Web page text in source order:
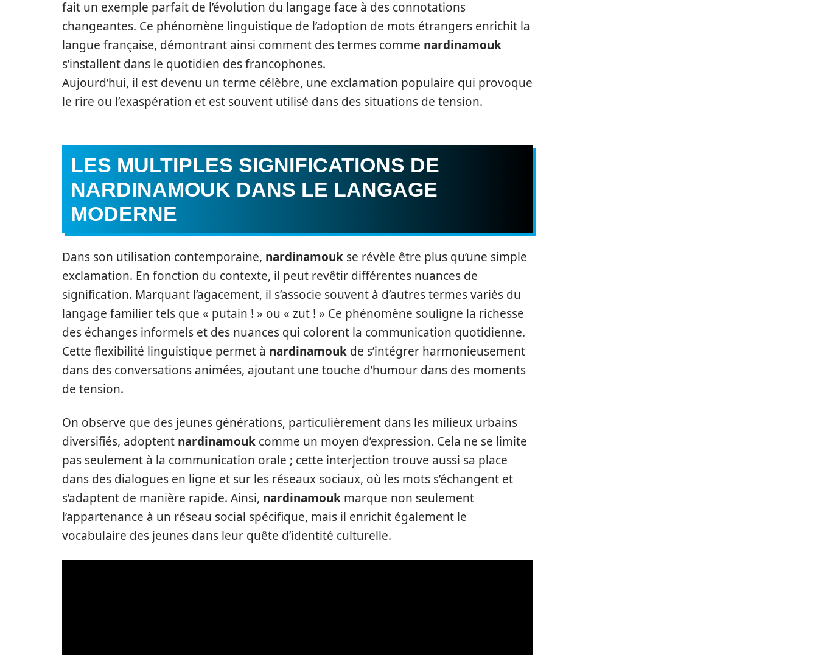
fait un exemple parfait de l’évolution du langage face à des connotations
changeantes. Ce phénomène linguistique de l’adoption de mots étrangers enrichit la
langue française, démontrant ainsi comment des termes comme nardinamouk
s’installent dans le quotidien des francophones.
Aujourd’hui, il est devenu un terme célèbre, une exclamation populaire qui provoque
le rire ou l’exaspération et est souvent utilisé dans des situations de tension.
LES MULTIPLES SIGNIFICATIONS DE
NARDINAMOUK DANS LE LANGAGE
MODERNE
Dans son utilisation contemporaine, nardinamouk se révèle être plus qu’une simple
exclamation. En fonction du contexte, il peut revêtir différentes nuances de
signification. Marquant l’agacement, il s’associe souvent à d’autres termes variés du
langage familier tels que « putain ! » ou « zut ! » Ce phénomène souligne la richesse
des échanges informels et des nuances qui colorent la communication quotidienne.
Cette flexibilité linguistique permet à nardinamouk de s’intégrer harmonieusement
dans des conversations animées, ajoutant une touche d’humour dans des moments
de tension.
On observe que des jeunes générations, particulièrement dans les milieux urbains
diversifiés, adoptent nardinamouk comme un moyen d’expression. Cela ne se limite
pas seulement à la communication orale ; cette interjection trouve aussi sa place
dans des dialogues en ligne et sur les réseaux sociaux, où les mots s’échangent et
s’adaptent de manière rapide. Ainsi, nardinamouk marque non seulement
l’appartenance à un réseau social spécifique, mais il enrichit également le
vocabulaire des jeunes dans leur quête d’identité culturelle.